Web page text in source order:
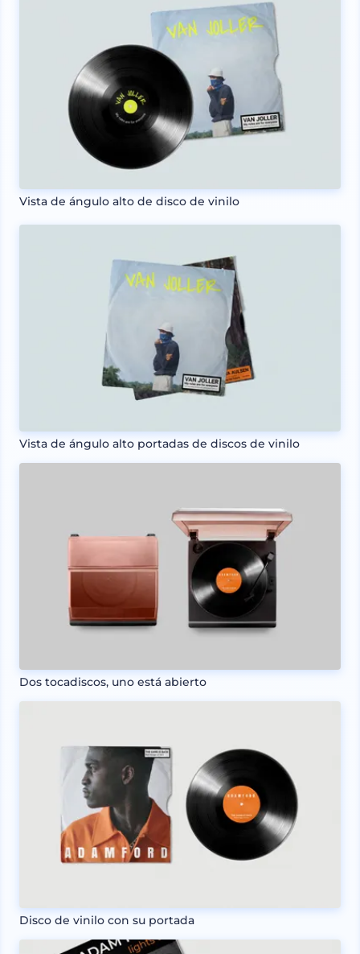
Vista de ángulo alto de disco de vinilo
Vista de ángulo alto portadas de discos de vinilo
Dos tocadiscos, uno está abierto
Disco de vinilo con su portada